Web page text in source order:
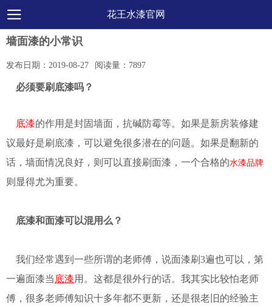
花王水漆官网
墙面漆的小常识
发布日期： 2019-08-27 阅读量： 7897
必须要刷底漆吗？
底漆的作用是封固墙面，抗碱防霉等。如果是新房装修建
议最好是刷底漆，可以避免很多潜在的问题。如果是翻新的
话，墙面情况良好，则可以直接刷面漆，一个合格的水漆品牌
则显得尤为重要。
底漆和面漆可以混用么？
我们经常遇到一些所谓的老师傅，说面漆刷3遍也可以，第
一遍面漆当 底漆用。这都是很外行的话。我其实比较怕老师
傅，很多老师傅知识十多年都不更新，还是很老旧的经验主